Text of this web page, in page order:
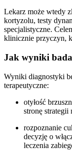
Lekarz może wtedy
kortyzolu, testy
specjalistyczne.
klinicznie przyczyn,
Jak wyniki
Wyniki diagnostyki
terapeutyczne:
otyłość
stronę strategii
rozpoznanie
decyzję o
leczenia